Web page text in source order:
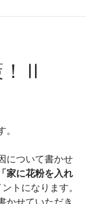
！Ⅱ
について書かせ
「家に花粉を入れ
トになります。
かせていただき